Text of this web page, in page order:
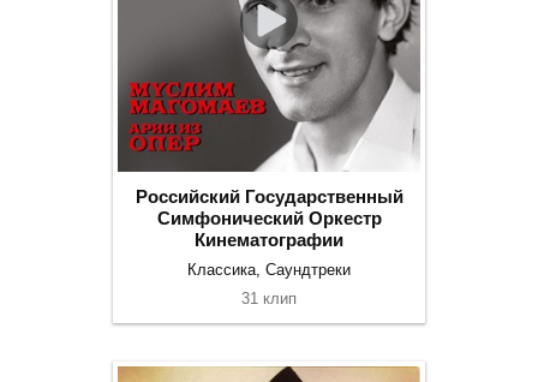
Российский Государственный
Симфонический Оркестр
Кинематографии
Классика, Саундтреки
31 клип